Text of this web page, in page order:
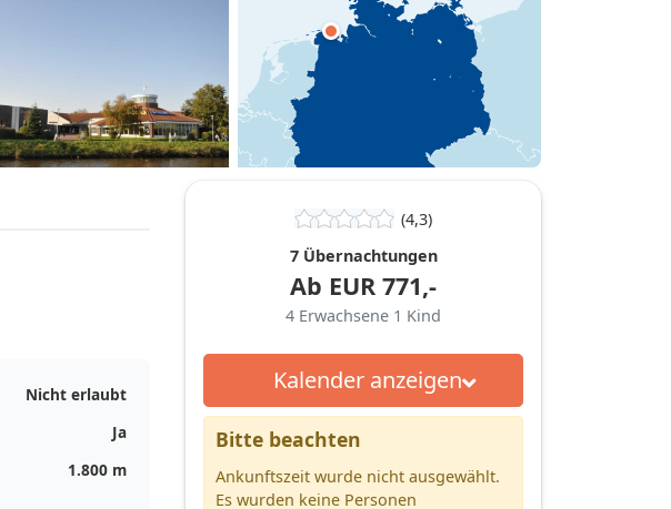
Nicht erlaubt
Ja
1.800 m
(4,3)
7 Übernachtungen
Ab EUR 771,-
4 Erwachsene 1 Kind
Kalender anzeigen
Bitte beachten
Ankunftszeit wurde nicht ausgewählt.
Es wurden keine Personen